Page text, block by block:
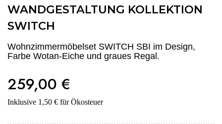
WANDGESTALTUNG KOLLEKTION
SWITCH
Wohnzimmermöbelset SWITCH SBI im Design,
Farbe Wotan-Eiche und graues Regal.
259,00 €
Inklusive 1,50 € für Ökosteuer